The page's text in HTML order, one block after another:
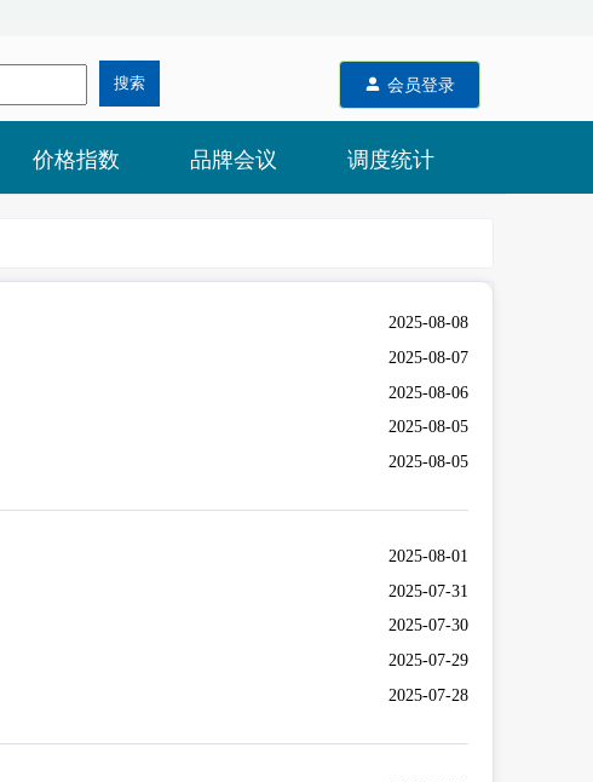
价格指数 品牌会议 调度统计
2025-08-08
2025-08-07
2025-08-06
2025-08-05
2025-08-05
2025-08-01
2025-07-31
2025-07-30
2025-07-29
2025-07-28